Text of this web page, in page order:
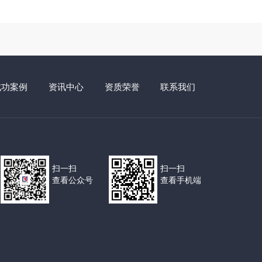
案例 资讯中心 资质荣誉 联系我们
扫一扫
查看手机端
扫一扫
查看公众号